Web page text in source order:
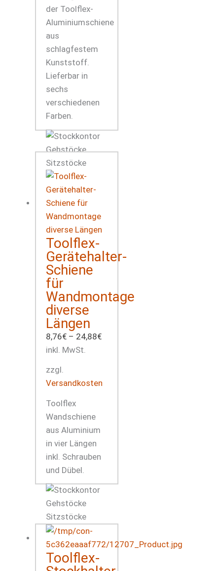
der Toolflex-
Aluminiumschiene
aus
schlagfestem
Kunststoff.
Lieferbar in
sechs
verschiedenen
Farben.
Toolflex-
Gerätehalter-
Schiene
für
Wandmontage
diverse
Längen
8,76€ – 24,88€
inkl. MwSt.
zzgl.
Versandkosten
Toolflex
Wandschiene
aus Aluminium
in vier Längen
inkl. Schrauben
und Dübel.
Toolflex-